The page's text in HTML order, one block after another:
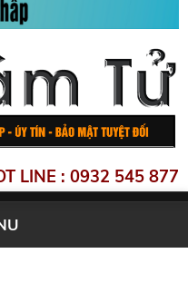
LINE : 0932 545 877